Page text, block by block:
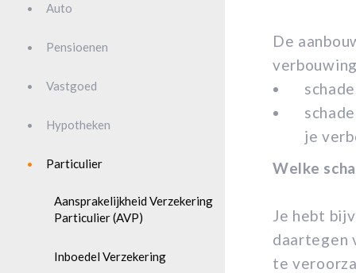
Auto
Pensioenen
Vastgoed
Hypotheken
Particulier
Aansprakelijkheid Verzekering
Particulier (AVP)
Inboedel Verzekering
De
je
Welke
Je hebt
daartegen
te